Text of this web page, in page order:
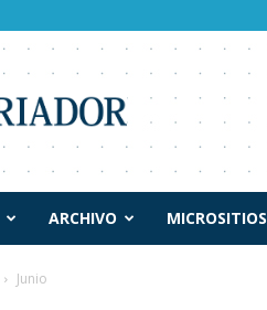
ARCHIVO MICROSITIOS
Junio